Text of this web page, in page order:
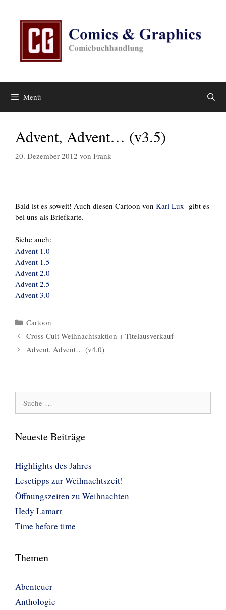
Menü
Advent, Advent… (v3.5)
20. Dezember 2012 von Frank
Bald ist es soweit! Auch diesen Cartoon von Karl Lux gibt es
bei uns als Briefkarte.
Siehe auch:
Advent 1.0
Advent 1.5
Advent 2.0
Advent 2.5
Advent 3.0
Kategorien
Cartoon
Cross Cult Weihnachtsaktion + Titelausverkauf
Advent, Advent… (v4.0)
Neueste Beiträge
Highlights des Jahres
Lesetipps zur Weihnachtszeit!
Öffnungszeiten zu Weihnachten
Hedy Lamarr
Time before time
Themen
Abenteuer
Anthologie